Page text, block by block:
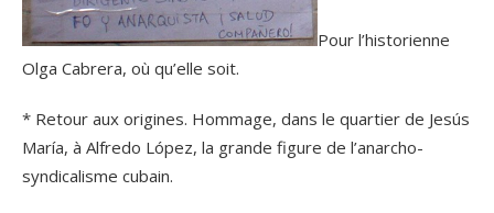
Pour l’historienne
Olga Cabrera, où qu’elle soit.
* Retour aux origines. Hommage, dans le quartier de Jesús
María, à Alfredo López, la grande figure de l’anarcho-
syndicalisme cubain.